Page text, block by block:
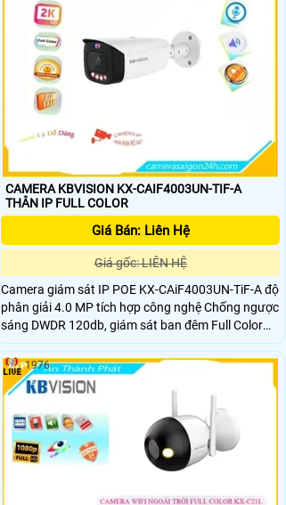
CAMERA KBVISION KX-CAIF4003UN-TIF-A
THÂN IP FULL COLOR
Giá Bán: Liên Hệ
Giá gốc: LIÊN HỆ
Camera giám sát IP POE KX-CAiF4003UN-TiF-A độ
phân giải 4.0 MP tích hợp công nghệ Chống ngược
sáng DWDR 120db, giám sát ban đêm Full Color
50m chuyên dụng cho xưởng sản xuất, kho hàng
1976